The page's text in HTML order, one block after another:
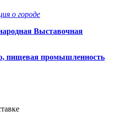
о городе
Выставочная
пищевая промышленность